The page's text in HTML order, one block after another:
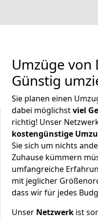
Umzüge von
Günstig
Sie planen einen
dabei möglichstviel
richtig! Unser
kostengünstige
Sie sich um nichts
Zuhause kümmern
umfangreiche
mit jeglicher
dass wir für jedes
Unser Netzwerk ist